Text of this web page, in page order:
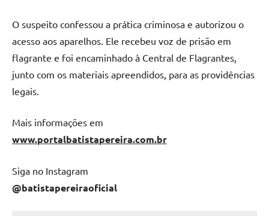
O suspeito confessou a prática criminosa e autorizou o
acesso aos aparelhos. Ele recebeu voz de prisão em
flagrante e foi encaminhado à Central de Flagrantes,
junto com os materiais apreendidos, para as providências
legais.
Mais informações em
www.portalbatistapereira.com.br
Siga no Instagram
@batistapereiraoficial